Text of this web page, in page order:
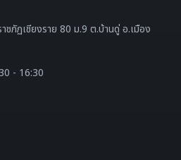
ชภัฏเชียงราย 80 ม.9 ต.บ้านดู่ อ.เมือง
- 16:30